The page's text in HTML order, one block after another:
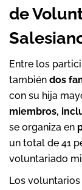
de
Entre los
también dos
con su hija
miembros,
se organiza en
un total de 41
voluntariado
Los voluntarios